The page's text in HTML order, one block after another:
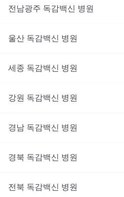
전남광주 독감백신 병원
울산 독감백신 병원
세종 독감백신 병원
강원 독감백신 병원
경남 독감백신 병원
경북 독감백신 병원
전북 독감백신 병원